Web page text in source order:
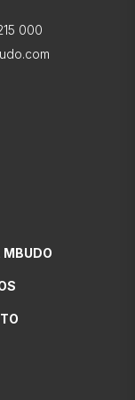
000
MBUDO